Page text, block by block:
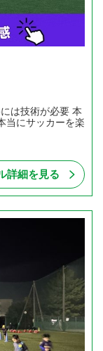
は技術が必要 本
当にサッカーを楽
詳細を見る